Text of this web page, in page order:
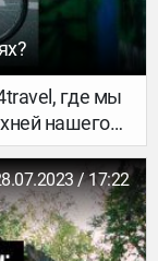
где мы
нашего
/ 17:22